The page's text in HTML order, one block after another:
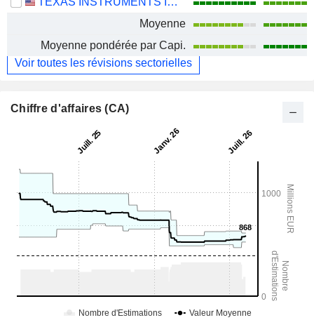
Moyenne
Moyenne pondérée par Capi.
Voir toutes les révisions sectorielles
Chiffre d'affaires (CA)